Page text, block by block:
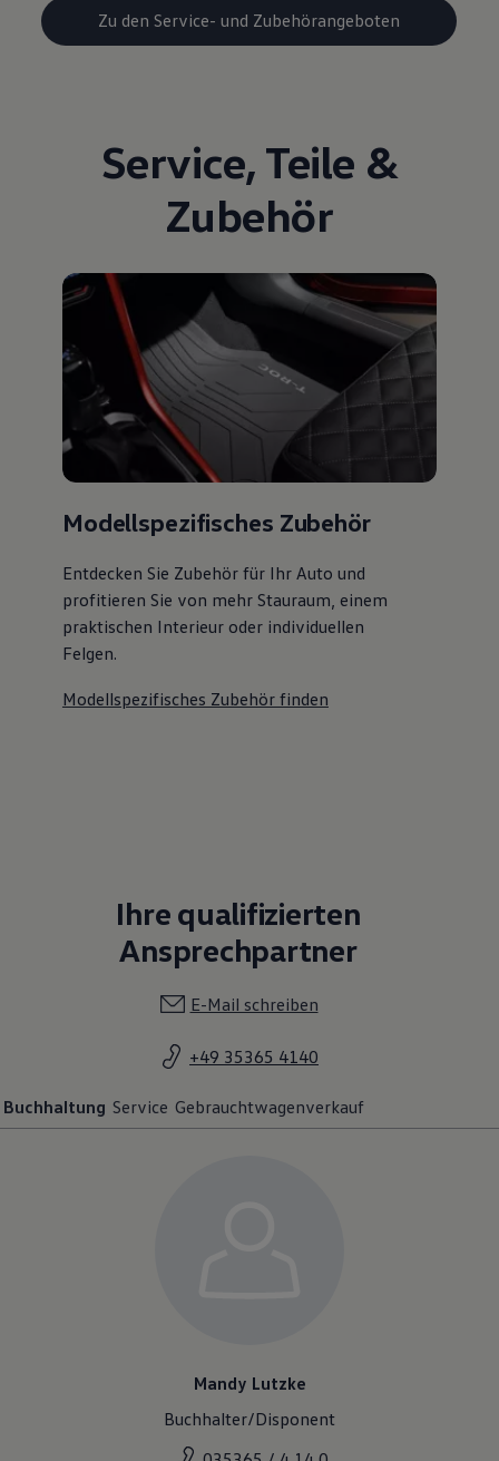
Zu den Service- und Zubehörangeboten
Service, Teile &
Zubehör
Modellspezifisches Zubehör
Entdecken Sie Zubehör für Ihr Auto und
profitieren Sie von mehr Stauraum, einem
praktischen Interieur oder individuellen
Felgen.
Modellspezifisches Zubehör finden
Ihre qualifizierten
Ansprechpartner
E-Mail schreiben
+49 35365 4140
Buchhaltung Service Gebrauchtwagenverkauf
Mandy Lutzke
Buchhalter/Disponent